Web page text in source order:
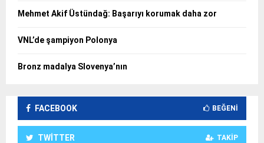
Mehmet Akif Üstündağ: Başarıyı korumak daha zor
VNL’de şampiyon Polonya
Bronz madalya Slovenya’nın
FACEBOOK BEĞENI
TWITTER TAKIP